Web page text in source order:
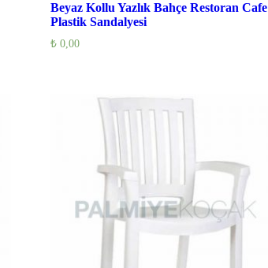
Beyaz Kollu Yazlık Bahçe Restoran Cafe
Plastik Sandalyesi
₺ 0,00